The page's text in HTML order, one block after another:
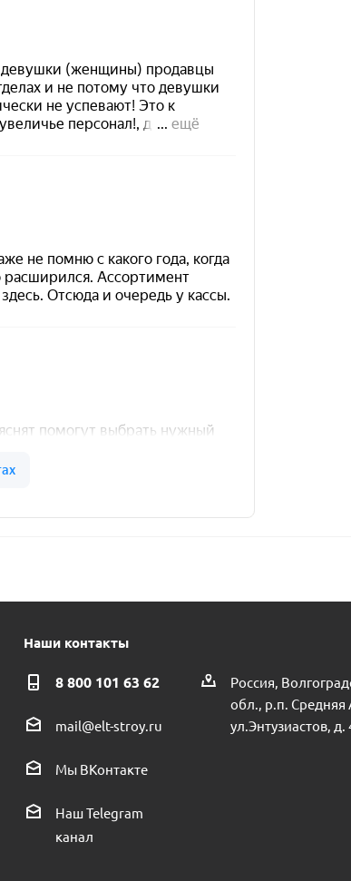
Наши контакты
8 800 101 63 62
mail@elt-stroy.ru
Мы ВКонтакте
Наш Telegram
канал
Россия,
обл., р.п. Средняя
ул.Энтузиастов, д.